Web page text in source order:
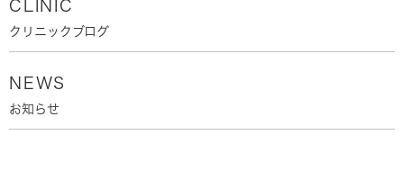
CLINIC
クリニックブログ
NEWS
お知らせ